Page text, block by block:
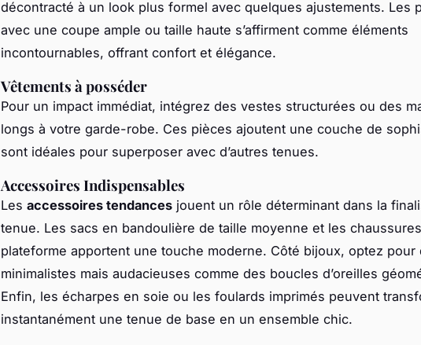
décontracté à un look plus formel avec quelques ajustements. Les
avec une coupe ample ou taille haute s’affirment comme éléments
incontournables, offrant confort et élégance.
Vêtements à posséder
Pour un impact immédiat, intégrez des vestes structurées ou des
longs à votre garde-robe. Ces pièces ajoutent une couche de
sont idéales pour superposer avec d’autres tenues.
Accessoires Indispensables
Les accessoires tendances jouent un rôle déterminant dans la
tenue. Les sacs en bandoulière de taille moyenne et les
plateforme apportent une touche moderne. Côté bijoux, optez pour
minimalistes mais audacieuses comme des boucles d’oreilles
Enfin, les écharpes en soie ou les foulards imprimés peuvent
instantanément une tenue de base en un ensemble chic.